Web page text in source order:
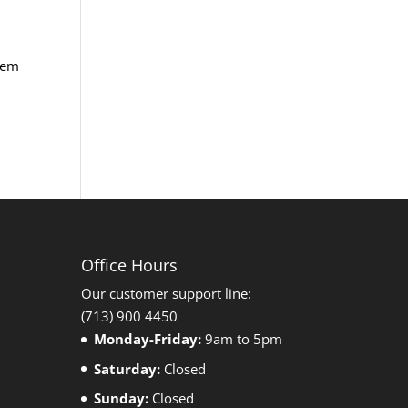
Office Hours
Our customer support line:
(713) 900 4450
Monday-Friday:9am to 5pm
Saturday: Closed
Sunday: Closed